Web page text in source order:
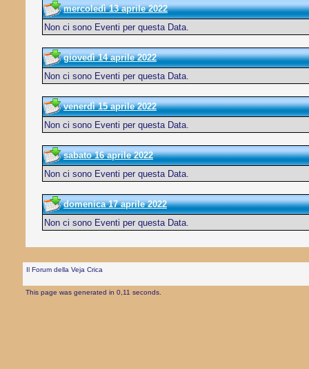
mercoledì 13 aprile 2022
Non ci sono Eventi per questa Data.
giovedì 14 aprile 2022
Non ci sono Eventi per questa Data.
venerdì 15 aprile 2022
Non ci sono Eventi per questa Data.
sabato 16 aprile 2022
Non ci sono Eventi per questa Data.
domenica 17 aprile 2022
Non ci sono Eventi per questa Data.
Il Forum della Veja Crica
This page was generated in 0,11 seconds.